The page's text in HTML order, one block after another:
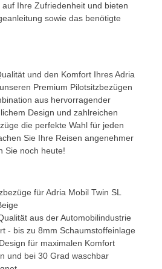
Ihre Zufriedenheit und bieten
sowie das benötigte
und den Komfort Ihres Adria
Premium Pilotsitzbezügen
aus hervorragender
Design und zahlreichen
die perfekte Wahl für jeden
Sie Ihre Reisen angenehmer
Sie noch heute!
für Adria Mobil Twin SL
aus der Automobilindustrie
- bis zu 8mm Schaumstoffeinlage
für maximalen Komfort
und bei 30 Grad waschbar